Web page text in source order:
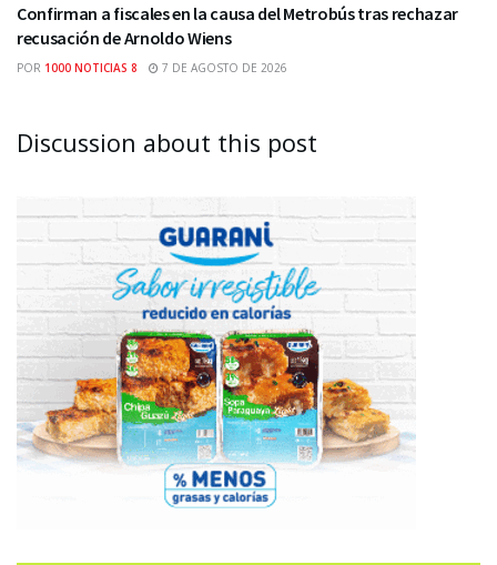
Confirman a fiscales en la causa del Metrobús tras rechazar
recusación de Arnoldo Wiens
POR 1000 NOTICIAS 8 7 DE AGOSTO DE 2026
Discussion about this post